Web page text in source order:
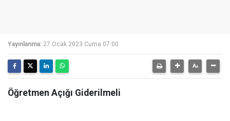
Yayınlanma: 27 Ocak 2023 Cuma 07:00
Öğretmen Açığı Giderilmeli